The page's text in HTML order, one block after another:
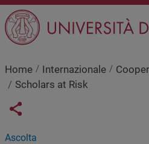
Salta al contenuto principale
Home Internazionale
Scholars at Risk
Links
Share button
Ascolta